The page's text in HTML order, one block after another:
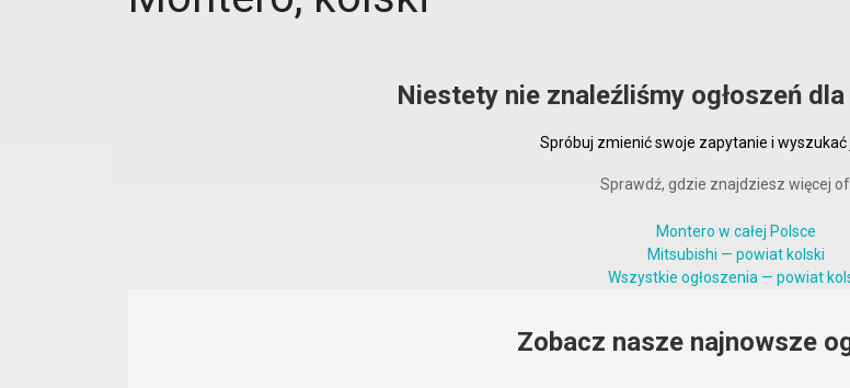
Niestety nie znaleźliśmy ogłoszeń
Spróbuj zmienić swoje zapytanie i wyszukać
Sprawdź, gdzie znajdziesz więcej
Montero w całej Polsce
Mitsubishi — powiat kolski
Wszystkie ogłoszenia — powiat
Zobacz nasze najnowsze